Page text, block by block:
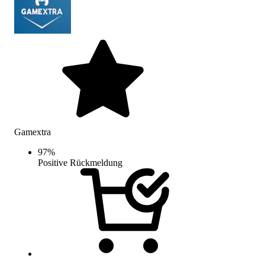
Gamextra
97%
Positive Rückmeldung